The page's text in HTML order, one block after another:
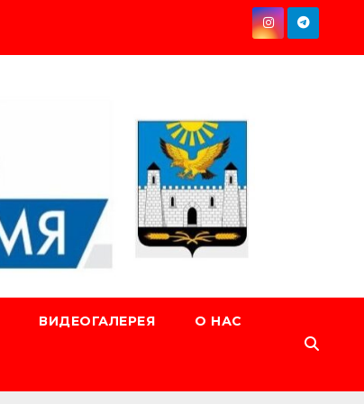
ВИДЕОГАЛЕРЕЯ О НАС